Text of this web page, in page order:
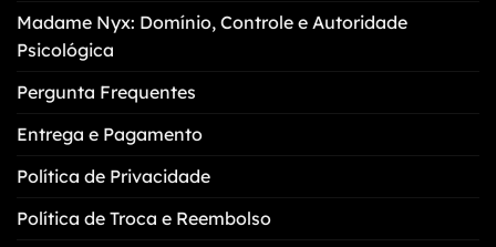
na
página
produto
Madame Nyx: Domínio, Controle e Autoridade
Psicológica
Pergunta Frequentes
Entrega e Pagamento
Política de Privacidade
Política de Troca e Reembolso